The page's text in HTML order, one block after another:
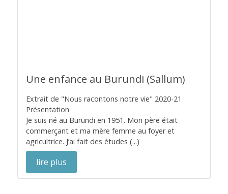
Une enfance au Burundi (Sallum)
Extrait de "Nous racontons notre vie" 2020-21
Présentation
Je suis né au Burundi en 1951. Mon père était
commerçant et ma mère femme au foyer et
agricultrice. J’ai fait des études (...)
lire plus